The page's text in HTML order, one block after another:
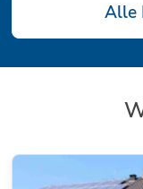
Alle